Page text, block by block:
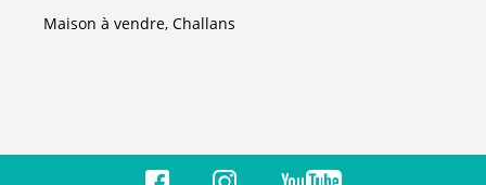
Maison à vendre, Challans